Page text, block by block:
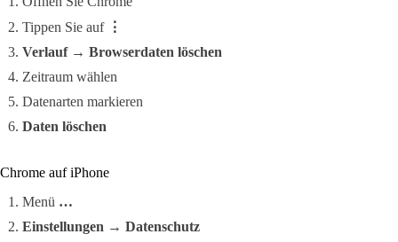
Tippen Sie auf ⋮
Verlauf→ Browserdaten löschen
Zeitraum wählen
Datenarten markieren
Daten löschen
Chrome auf iPhone
Menü …
Einstellungen → Datenschutz